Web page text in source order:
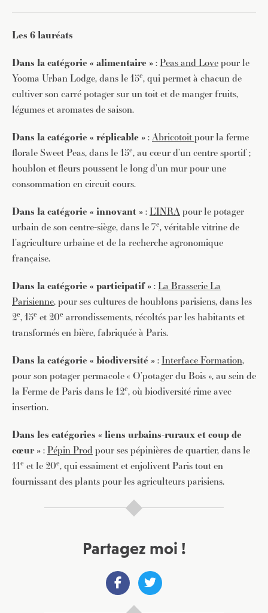
Les 6 lauréats
Dans la catégorie « alimentaire »:Peas and Lovepour le
Yooma Urban Lodge, dans le 15e, qui permet à chacun de
cultiver son carré potager sur un toit et de manger fruits,
légumes et aromates de saison.
Dans la catégorie « réplicable »:Abricotoitpour la ferme
florale Sweet Peas, dans le 15e, au cœur d’un centre sportif ;
houblon et fleurs poussent le long d’un mur pour une
consommation en circuit cours.
Dans la catégorie « innovant »:L’INRApour le potager
urbain de son centre-siège, dans le 7e, véritable vitrine de
l’agriculture urbaine et de la recherche agronomique
française.
Dans la catégorie « participatif »:La Brasserie La
Parisienne, pour ses cultures de houblons parisiens, dans les
2e, 15e et 20e arrondissements, récoltés par les habitants et
transformés en bière, fabriquée à Paris.
Dans la catégorie « biodiversité »:Interface Formation,
pour son potager permacole « O’potager du Bois », au sein de
la Ferme de Paris dans le 12e, où biodiversité rime avec
insertion.
Dans les catégories « liens urbains-ruraux et coup de
cœur »:Pépin Prod pour ses pépinières de quartier, dans le
11e et le 20e, qui essaiment et enjolivent Paris tout en
fournissant des plants pour les agriculteurs parisiens.
Partagez moi !
JE M'INSCRIS À LA NEWSLETTER
Pour recevoir toutes les deux semaines notre lettre
d’info avec une sélection d’articles …